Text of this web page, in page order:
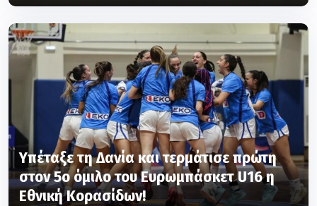
Υπέταξε τη Δανία και τερμάτισε πρώτη
στον 5ο όμιλο του Ευρωμπάσκετ U16 η
Εθνική Κορασίδων!